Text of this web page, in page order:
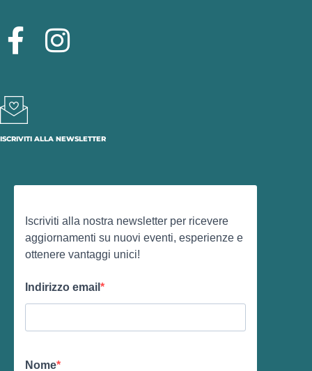
ISCRIVITI ALLA NEWSLETTER